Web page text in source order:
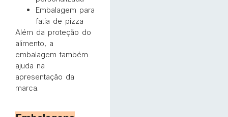
Embalagem para
fatia de pizza
Além da proteção do
alimento, a
embalagem também
ajuda na
apresentação da
marca.